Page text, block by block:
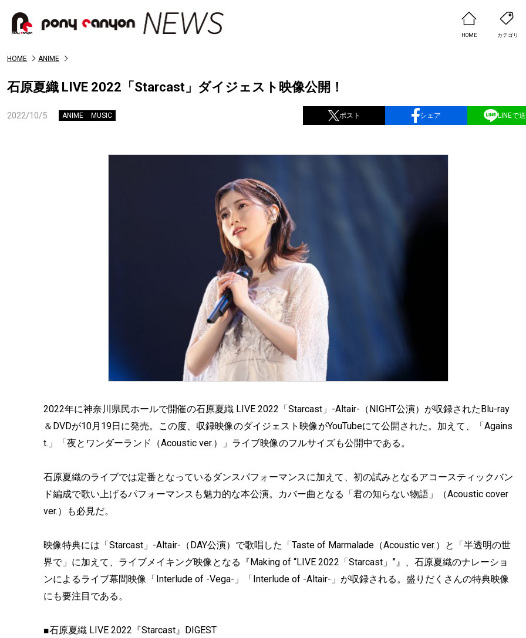
HOME カテゴリ
HOME ANIME
石原夏織 LIVE 2022「Starcast」ダイジェスト映像公開！
2022/10/5 ANIME MUSIC ポスト シェア LINEで
2022年に神奈川県民ホールで開催の石原夏織 LIVE 2022「Starcast」-Altair-（NIGHT公演）が収録されたBlu-ray
＆DVDが10月19日に発売。この度、収録映像のダイジェスト映像がYouTubeにて公開された。加えて、「Agains
t.」「夜とワンダーランド（Acoustic ver.）」ライブ映像のフルサイズも公開中である。
石原夏織のライブでは定番となっているダンスパフォーマンスに加えて、初の試みとなるアコースティックバン
ド編成で歌い上げるパフォーマンスも魅力的な本公演。カバー曲となる「君の知らない物語」（Acoustic cover
ver.）も必見だ。
映像特典には「Starcast」-Altair-（DAY公演）で歌唱した「Taste of Marmalade（Acoustic ver.）と「半透明の世
界で」に加えて、ライブメイキング映像となる『Making of “LIVE 2022「Starcast」”』、石原夏織のナレーショ
ンによるライブ幕間映像「Interlude of -Vega-」「Interlude of -Altair-」が収録される。盛りだくさんの特典映像
にも要注目である。
■石原夏織 LIVE 2022『Starcast』DIGEST